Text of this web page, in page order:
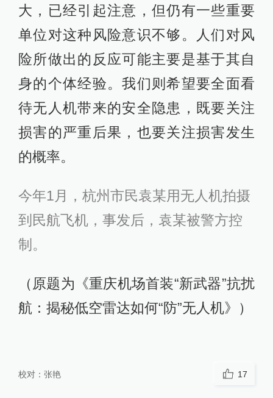
大，已经引起注意，但仍有一些重要
单位对这种风险意识不够。人们对风
险所做出的反应可能主要是基于其自
身的个体经验。我们则希望要全面看
待无人机带来的安全隐患，既要关注
损害的严重后果，也要关注损害发生
的概率。
今年1月，杭州市民袁某用无人机拍摄
到民航飞机，事发后，袁某被警方控
制。
（原题为《重庆机场首装“新武器”抗扰
航：揭秘低空雷达如何“防”无人机》）
校对： 张艳 17